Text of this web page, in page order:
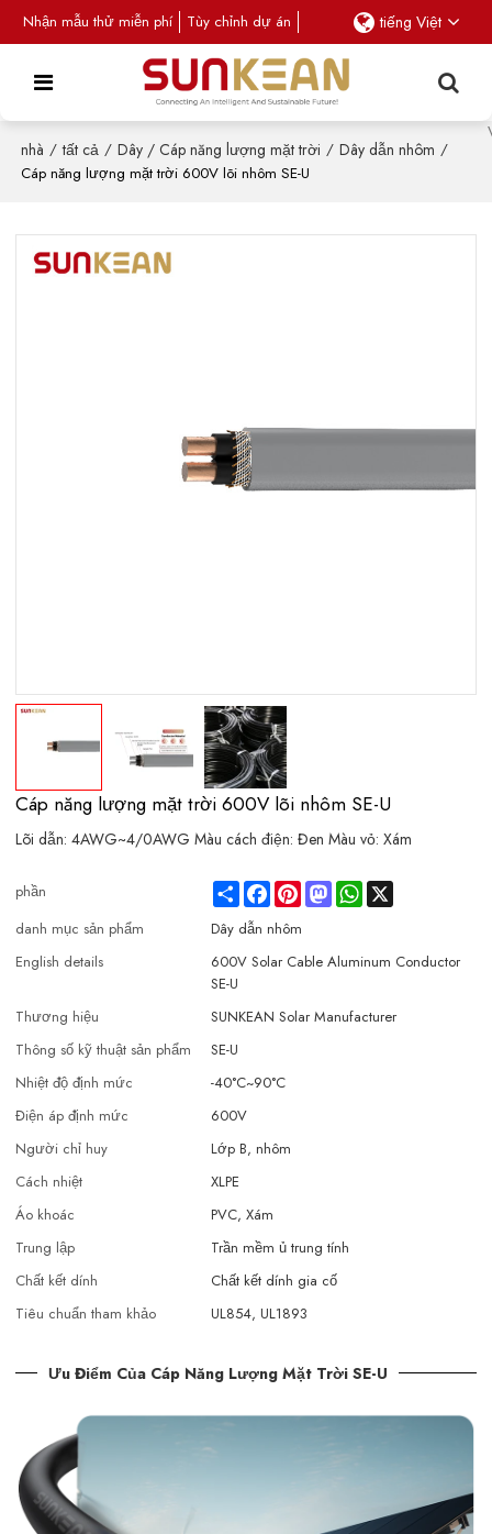
Nhận mẫu thử miễn phí Tùy chỉnh dự án tiếng Việt
nhà / tất cả / Dây / Cáp năng lượng mặt trời / Dây dẫn nhôm /
Cáp năng lượng mặt trời 600V lõi nhôm SE-U
Cáp năng lượng mặt trời 600V lõi nhôm SE-U
Lõi dẫn: 4AWG~4/0AWG Màu cách điện: Đen Màu vỏ: Xám
phần ShareFacebookPinterestMastodonWhatsApp
danh mục sản phẩm
Dây dẫn nhôm
English details
600V Solar Cable Aluminum Conductor
SE-U
Thương hiệu
SUNKEAN Solar Manufacturer
Thông số kỹ thuật sản phẩm
SE-U
Nhiệt độ định mức
-40°C~90°C
Điện áp định mức
600V
Người chỉ huy
Lớp B, nhôm
Cách nhiệt
XLPE
Áo khoác
PVC, Xám
Trung lập
Trần mềm ủ trung tính
Chất kết dính
Chất kết dính gia cố
Tiêu chuẩn tham khảo
UL854, UL1893
Ưu Điểm Của Cáp Năng Lượng Mặt Trời SE-U